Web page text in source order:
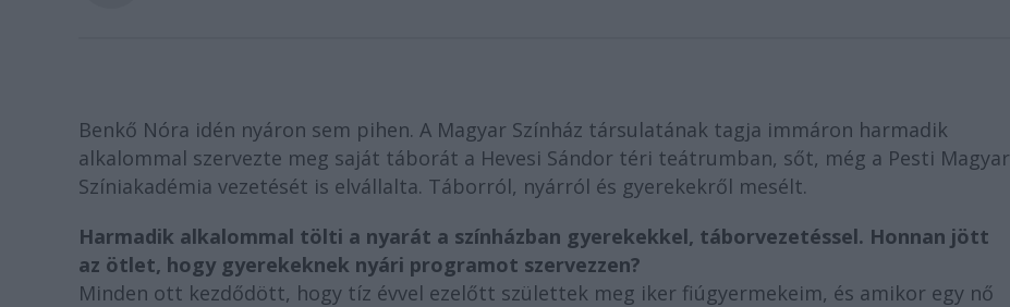
Benkő Nóra idén nyáron sem pihen. A Magyar Színház társulatának tagja immáron harmadik
alkalommal szervezte meg saját táborát a Hevesi Sándor téri teátrumban, sőt, még a Pesti Magyar
Színiakadémia vezetését is elvállalta. Táborról, nyárról és gyerekekről mesélt.
Harmadik alkalommal tölti a nyarát a színházban gyerekekkel, táborvezetéssel. Honnan jött
az ötlet, hogy gyerekeknek nyári programot szervezzen?
Minden ott kezdődött, hogy tíz évvel ezelőtt születtek meg iker fiúgyermekeim, és amikor egy nő